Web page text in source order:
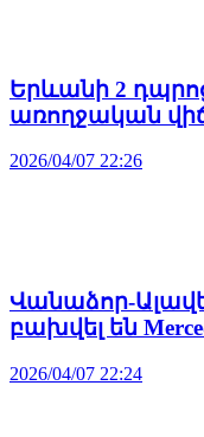
Երևանի 2
առողջական
2026/04/07 22:26
Վանաձոր-
բախվել են
2026/04/07 22:24